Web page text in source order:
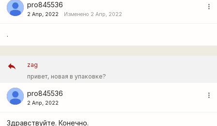
pro845536
2 Апр, 2022 Изменено 2 Апр, 2022
more_vert
.
zag
привет, новая в упаковке?
pro845536
2 Апр, 2022
more_vert
Здравствуйте. Конечно.